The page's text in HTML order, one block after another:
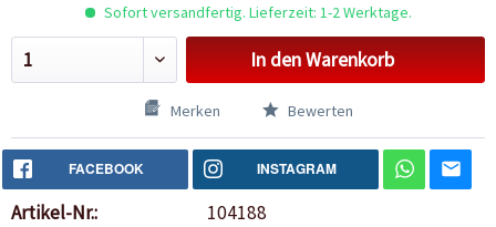
Sofort versandfertig. Lieferzeit: 1-2 Werktage.
In denWarenkorb
Merken Bewerten
FACEBOOK INSTAGRAM
Artikel-Nr.: 104188